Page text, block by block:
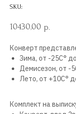
SKU:
10430,00 р.
Конверт
Зима, от -25С°
Демисезон, от -
Лето, от +10С°
Комплект на